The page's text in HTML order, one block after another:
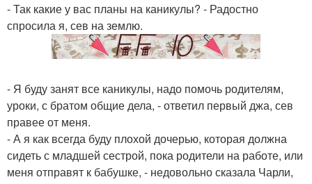
- Так какие у вас планы на каникулы? - Радостно
спросила я, сев на землю.
- Я буду занят все каникулы, надо помочь родителям,
уроки, с братом общие дела, - ответил первый джа, сев
правее от меня.
- А я как всегда буду плохой дочерью, которая должна
сидеть с младшей сестрой, пока родители на работе, или
меня отправят к бабушке, - недовольно сказала Чарли,